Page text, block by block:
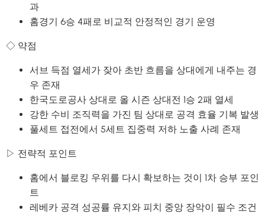
과
홈경기 6승 4패로 비교적 안정적인 경기 운영
◇ 약점
서브 득점 열세가 잦아 초반 흐름을 상대에게 내주는 경
우 존재
한국도로공사 상대로 올 시즌 상대전 1승 2패 열세
강한 수비 조직력을 가진 팀 상대로 공격 효율 기복 발생
풀세트 접전에서 5세트 집중력 저하 노출 사례 존재
▷ 전략적 포인트
홈에서 블로킹 우위를 다시 확보하는 것이 1차 승부 포인
트
레베카 공격 성공률 유지와 피치 중앙 장악이 필수 조건